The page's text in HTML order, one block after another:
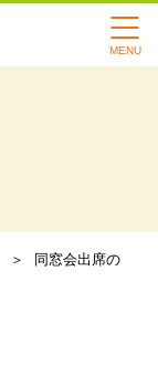
同窓会出席の